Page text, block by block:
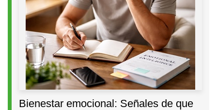
Bienestar emocional: Señales de que